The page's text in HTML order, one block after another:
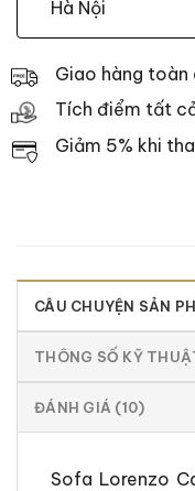
Hà Nội
Giao hàng toàn
Tích điểm tất
Giảm 5% khi
CÂU CHUYỆN SẢN
ĐÁNH GIÁ (10)
THÔNG SỐ KỸ
Sofa Lorenzo